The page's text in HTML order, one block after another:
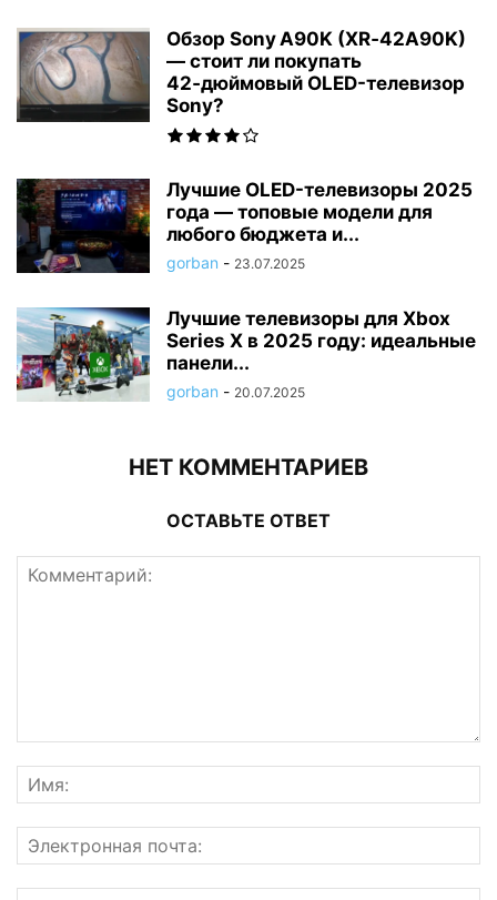
Обзор Sony A90K (XR‑42A90K)
— стоит ли покупать
42‑дюймовый OLED-телевизор
Sony?
Лучшие OLED-телевизоры 2025
года — топовые модели для
любого бюджета и...
gorban - 23.07.2025
Лучшие телевизоры для Xbox
Series X в 2025 году: идеальные
панели...
gorban - 20.07.2025
НЕТ КОММЕНТАРИЕВ
ОСТАВЬТЕ ОТВЕТ